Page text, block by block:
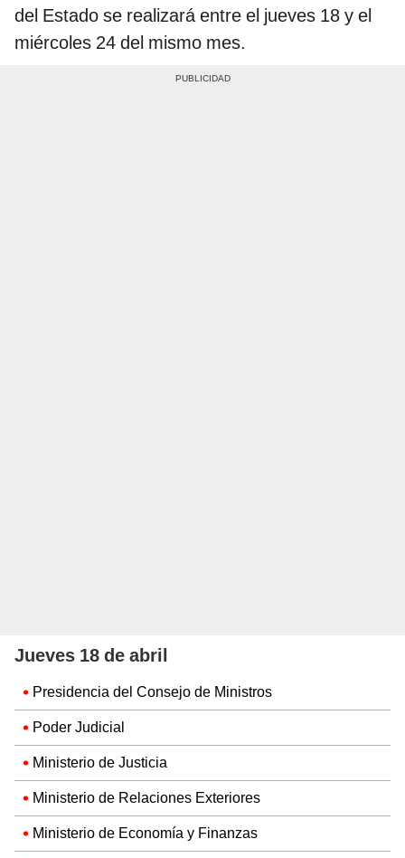
del Estado se realizará entre el jueves 18 y el
miércoles 24 del mismo mes.
Jueves 18 de abril
Presidencia del Consejo de Ministros
Poder Judicial
Ministerio de Justicia
Ministerio de Relaciones Exteriores
Ministerio de Economía y Finanzas